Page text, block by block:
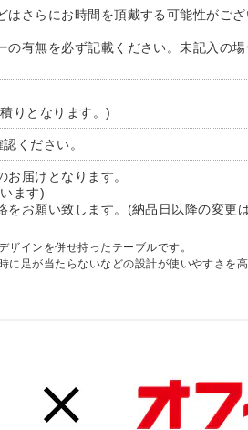
はさらにお時間を頂戴する可能性がご
の有無を必ず記載ください。未記入の
りとなります。)
ください。
届けとなります。
ます)
お願い致します。(納品日以降の変更
ザインを併せ持ったテーブルです。
足が当たらないなどの設計が使いやすさを高